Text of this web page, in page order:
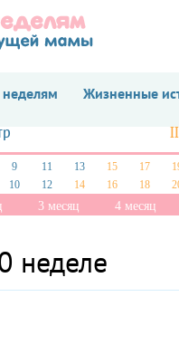
Жизненные
9 11 13 15 17
10 12 14 16 18
3 месяц 4 месяц
неделе